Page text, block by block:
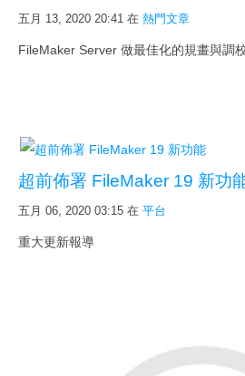
五月 13, 2020 20:41 在 熱門文章
FileMaker Server 做最佳化的規畫與調
超前佈署 FileMaker 19 新功
五月 06, 2020 03:15 在 平台
重大更新報導